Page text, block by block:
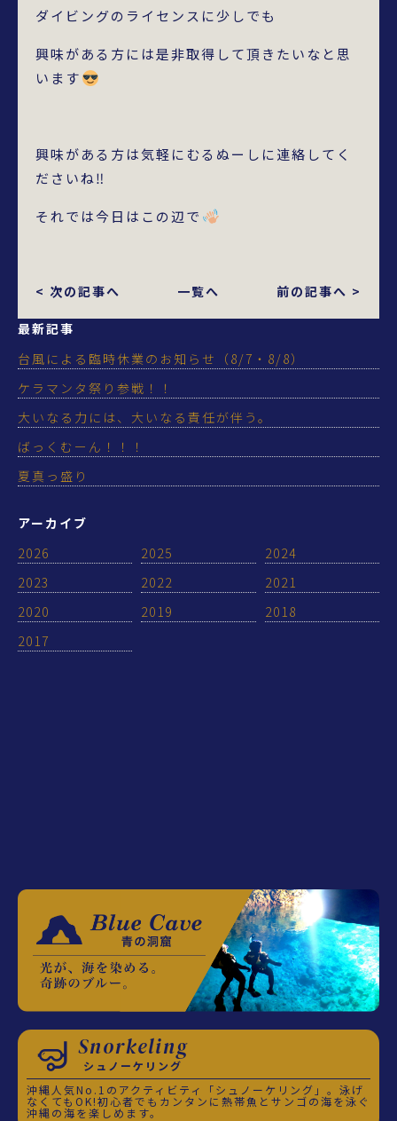
ダイビングのライセンスに少しでも
興味がある方には是非取得して頂きたいなと思
います
興味がある方は気軽にむるぬーしに連絡してく
ださいね‼
それでは今日はこの辺で
< 次の記事へ 一覧へ 前の記事へ >
最新記事
台風による臨時休業のお知らせ（8/7・8/8）
ケラマンタ祭り参戦！！
大いなる力には、大いなる責任が伴う。
ばっくむーん！！！
夏真っ盛り
アーカイブ
2026
2025
2024
2023
2022
2021
2020
2019
2018
2017
Snorkeling
シュノーケリング
沖縄人気No.1のアクティビティ「シュノーケリング」。泳げ
なくてもOK!初心者でもカンタンに熱帯魚とサンゴの海を泳ぐ
沖縄の海を楽しめます。